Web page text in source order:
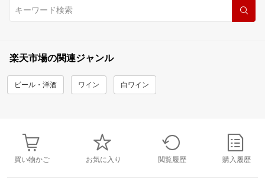
楽天市場の関連ジャンル
ビール・洋酒 ワイン 白ワイン
買い物かご お気に入り 閲覧履歴 購入履歴